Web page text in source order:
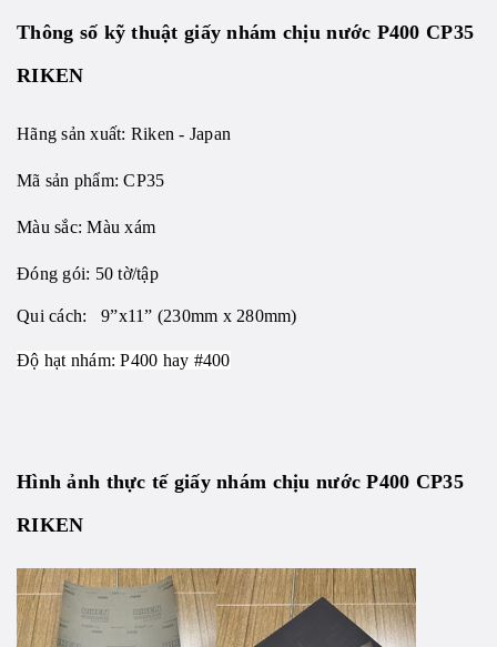
Thông số kỹ thuật giấy nhám chịu nước P400 CP35
RIKEN
Hãng sản xuất: Riken - Japan
Mã sản phẩm: CP35
Màu sắc: Màu xám
Đóng gói: 50 tờ/tập
Qui cách: 9”x11” (230mm x 280mm)
Độ hạt nhám: P400 hay #400
Hình ảnh thực tế giấy nhám chịu nước P400 CP35
RIKEN